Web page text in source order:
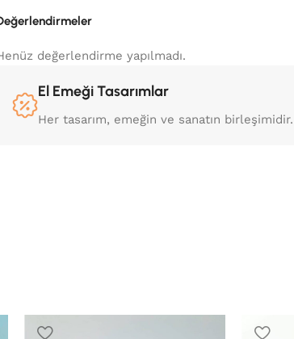
değerlendirme yapılmadı.
El Emeği Tasarımlar
Her tasarım, emeğin ve sanatın birleşimidir.